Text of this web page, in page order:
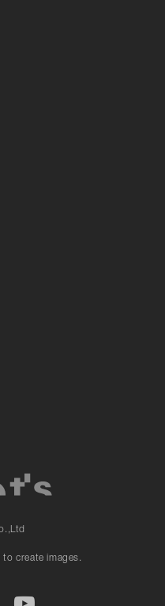
to create images.